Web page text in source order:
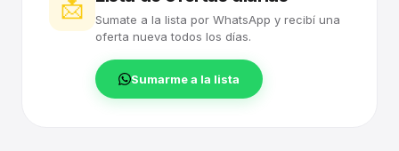
📩
Sumate a la lista por WhatsApp y recibí una
oferta nueva todos los días.
Sumarme a la lista